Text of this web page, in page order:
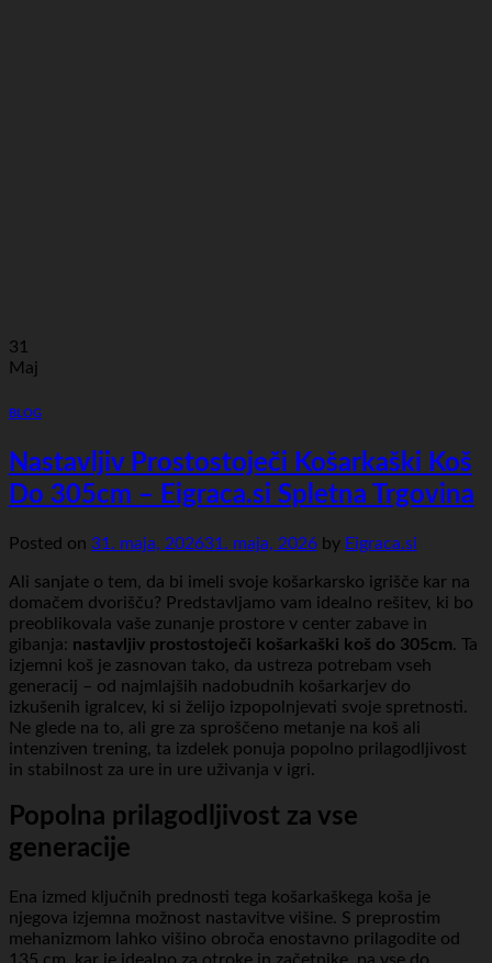
31
Maj
BLOG
Nastavljiv Prostostoječi Košarkaški Koš
Do 305cm – Eigraca.si Spletna Trgovina
Posted on 31. maja, 202631. maja, 2026 by Eigraca.si
Ali sanjate o tem, da bi imeli svoje košarkarsko igrišče kar na
domačem dvorišču? Predstavljamo vam idealno rešitev, ki bo
preoblikovala vaše zunanje prostore v center zabave in
gibanja: nastavljiv prostostoječi košarkaški koš do 305cm. Ta
izjemni koš je zasnovan tako, da ustreza potrebam vseh
generacij – od najmlajših nadobudnih košarkarjev do
izkušenih igralcev, ki si želijo izpopolnjevati svoje spretnosti.
Ne glede na to, ali gre za sproščeno metanje na koš ali
intenziven trening, ta izdelek ponuja popolno prilagodljivost
in stabilnost za ure in ure uživanja v igri.
Popolna prilagodljivost za vse
generacije
Ena izmed ključnih prednosti tega košarkaškega koša je
njegova izjemna možnost nastavitve višine. S preprostim
mehanizmom lahko višino obroča enostavno prilagodite od